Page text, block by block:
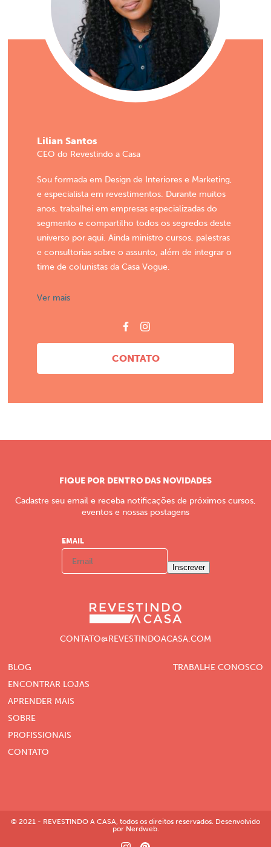
Lilian Santos
CEO do Revestindo a Casa
Sou formada em Design de Interiores e Marketing,
e especialista em revestimentos. Durante muitos
anos, trabalhei em empresas especializadas do
segmento e compartilho todos os segredos deste
universo por aqui. Ainda ministro cursos, palestras
e consultorias sobre o assunto, além de integrar o
time de colunistas da Casa Vogue.
Ver mais
CONTATO
FIQUE POR DENTRO DAS NOVIDADES
Cadastre seu email e receba notificações de próximos cursos,
eventos e nossas postagens
EMAIL
Inscrever
CONTATO@REVESTINDOACASA.COM
BLOG
ENCONTRAR LOJAS
APRENDER MAIS
SOBRE
PROFISSIONAIS
CONTATO
TRABALHE CONOSCO
© 2021 - REVESTINDO A CASA, todos os direitos reservados. Desenvolvido
por Nerdweb.